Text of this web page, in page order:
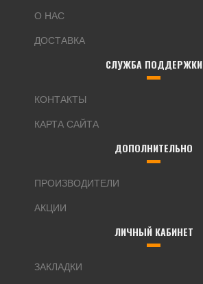
О НАС
ДОСТАВКА
СЛУЖБА ПОДДЕРЖКИ
КОНТАКТЫ
КАРТА САЙТА
ДОПОЛНИТЕЛЬНО
ПРОИЗВОДИТЕЛИ
АКЦИИ
ЛИЧНЫЙ КАБИНЕТ
ЗАКЛАДКИ